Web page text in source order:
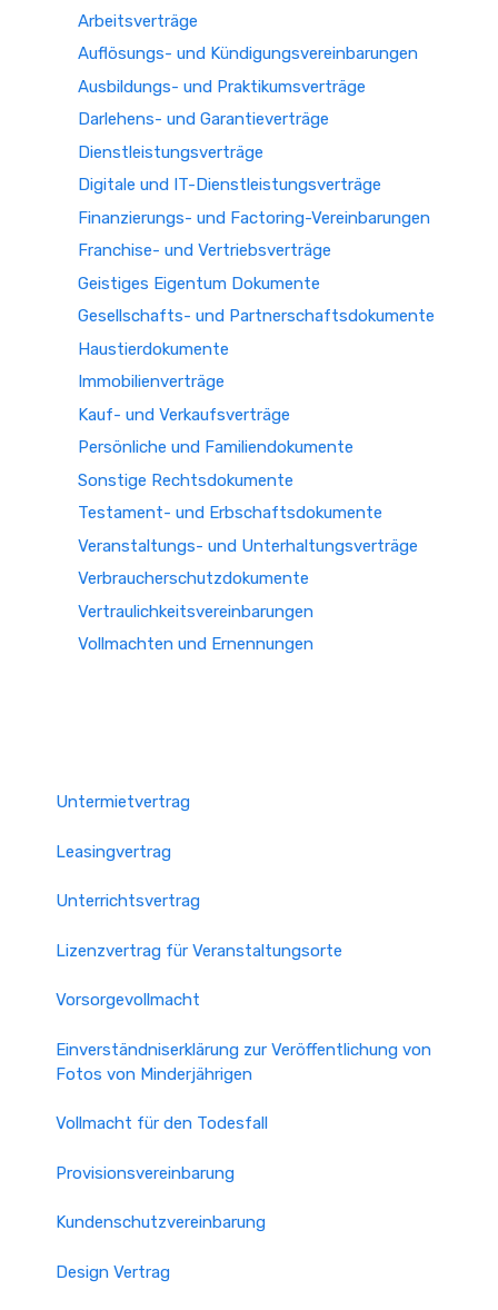
Arbeitsverträge
Auflösungs- und Kündigungsvereinbarungen
Ausbildungs- und Praktikumsverträge
Darlehens- und Garantieverträge
Dienstleistungsverträge
Digitale und IT-Dienstleistungsverträge
Finanzierungs- und Factoring-Vereinbarungen
Franchise- und Vertriebsverträge
Geistiges Eigentum Dokumente
Gesellschafts- und Partnerschaftsdokumente
Haustierdokumente
Immobilienverträge
Kauf- und Verkaufsverträge
Persönliche und Familiendokumente
Sonstige Rechtsdokumente
Testament- und Erbschaftsdokumente
Veranstaltungs- und Unterhaltungsverträge
Verbraucherschutzdokumente
Vertraulichkeitsvereinbarungen
Vollmachten und Ernennungen
Untermietvertrag
Leasingvertrag
Unterrichtsvertrag
Lizenzvertrag für Veranstaltungsorte
Vorsorgevollmacht
Einverständniserklärung zur Veröffentlichung von
Fotos von Minderjährigen
Vollmacht für den Todesfall
Provisionsvereinbarung
Kundenschutzvereinbarung
Design Vertrag